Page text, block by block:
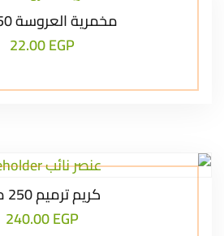
مخمرية العروسة 50 جرام
22.00EGP
كريم ترميم 250 مل
240.00EGP